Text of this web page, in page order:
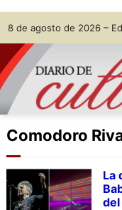
Skip
to
content
8 de agosto de 2026 –
Comodoro
La